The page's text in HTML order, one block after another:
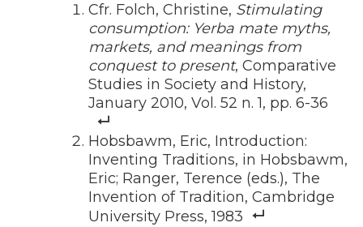
Cfr. Folch, Christine, Stimulating
consumption: Yerba mate myths,
markets, and meanings from
conquest to present, Comparative
Studies in Society and History,
January 2010, Vol. 52 n. 1, pp. 6-36
Hobsbawm, Eric, Introduction:
Inventing Traditions, in Hobsbawm,
Eric; Ranger, Terence (eds.), The
Invention of Tradition, Cambridge
University Press, 1983